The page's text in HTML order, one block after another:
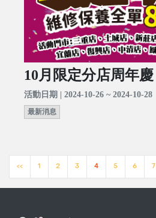
10月限定分店周年慶
活動日期 | 2024-10-26 ~ 2024-10-28
最新消息
<< 1 2 3 4 5 6 7